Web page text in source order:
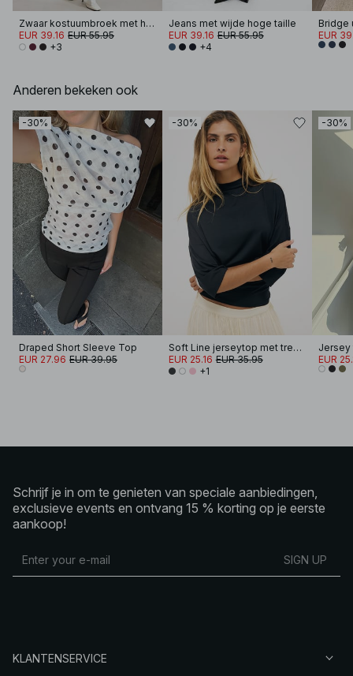
Zwaar kostuumbroek met hoge taille
EUR 39.16 EUR 55.95
+3
Jeans met wijde hoge taille
EUR 39.16 EUR 55.95
+4
EUR
Anderen bekeken ook
-30%
Draped Short Sleeve Top
EUR 27.96 EUR 39.95
-30%
Soft Line jerseytop met trechterhals
EUR 25.16 EUR 35.95
+1
-30%
EUR
Schrijf je in om te genieten van speciale aanbiedingen,
exclusieve events en ontvang 15 % korting op je eerste
aankoop!
SIGN UP
KLANTENSERVICE